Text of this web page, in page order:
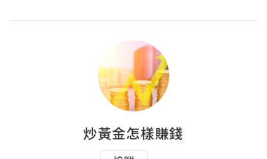
炒黃金怎樣賺錢